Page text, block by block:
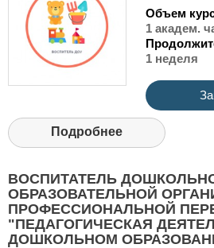
Объем
1 академ.
1 неделя
Подробнее
ВОСПИТАТЕЛЬ
ОБРАЗОВАТЕЛЬНОЙ
ПРОФЕССИОНАЛЬНОЙ
"ПЕДАГОГИЧЕСКАЯ
ДОШКОЛЬНОМ